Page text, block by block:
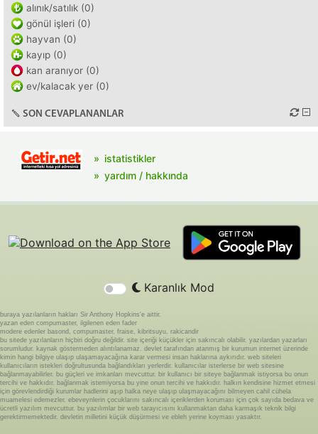
alınık/satılık (0)
gönül işleri (0)
hayvan (0)
kayıp (0)
kan aranıyor (0)
ev/kalacak yer (0)
SON CEVAPLANANLAR
istatistikler
yardım / hakkında
Karanlık Mod
buraya yazılanların hakları Sir Anthony Hopkins'e aittir.
yazan eden compumaster, ilgilenen eden fader
modere edenler basond, compumaster, fraise, kibritsuyu, rakicandir
bu sitede yazılanların hiçbiri doğru değildir. site içeriği küçükler için sakıncalı olabilir. yazılardan yazarları
sorumludur. kaynak göstermeden alıntılanamaz. devlet tarafından atanmış bir kurumun internet üzerinde
kimin hangi bilgiye ulaşıp ulaşamayacağına karar vermesi insan haklarına aykırıdır. web siteleri
kullanıcıların istekleri doğrultusunda bağlandıkları yerlerdir. kullanıcılar isterlerse bir web sitesine
bağlanmayabilirler. bu güçleri ve imkanları mevcuttur. bir kullanıcı bir siteye bağlanmak istiyorsa bu onun
tercihi ve hakkıdır. bağlanmak istemiyorsa bu yine onun tercihi ve hakkıdır. halkın kendisine hizmet etmesi
için görevlendirdiği kurumlar hadlerini aşıp halka neye ulaşıp ulaşmayacağını bilmeyen cahil cühela
muamelesi edemezler. ebeveynlerin çocuklarını sakıncalı içeriklerden koruması için çok sayıda bedava ve
ücretli yazılım mevcuttur. bu yazılımlar bir web tarayıcısını kullanmaktan daha karmaşık teknik bilgi
gerektirmemektedir. devletin milletini küçük düşürmesi ve ebleh yerine koyması yasaktır.